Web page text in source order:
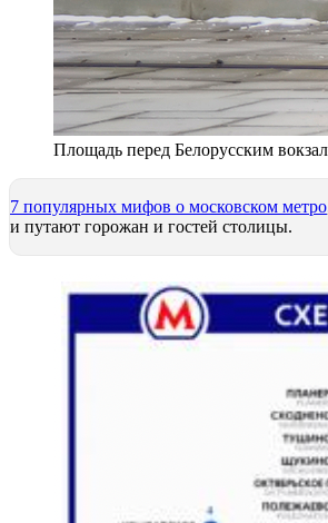
Площадь перед Белорусским
7 популярных мифов о московском метро
и путают горожан и гостей столицы.